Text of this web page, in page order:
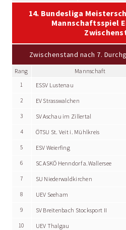
14. Bundesliga
Mannschaftsspiel
Zwischenstand nach 7.
Rang Mannschaft
1 ESSV Lustenau
2 EV Strasswalchen
3 SV Aschau im Zillertal
4 ÖTSU St. Veit i. Mühlkreis
5 ESV Weierfing
6 SC ASKÖ Henndorf a.Wallersee
7 SU Niederwaldkirchen
8 UEV Seeham
9 SV Breitenbach Stocksport II
10 UEV Thalgau